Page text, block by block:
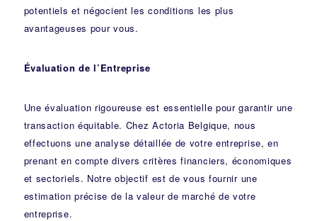
potentiels et négocient les conditions les plus
avantageuses pour vous.
Évaluation de l’Entreprise
Une évaluation rigoureuse est essentielle pour garantir une
transaction équitable. Chez Actoria Belgique, nous
effectuons une analyse détaillée de votre entreprise, en
prenant en compte divers critères financiers, économiques
et sectoriels. Notre objectif est de vous fournir une
estimation précise de la valeur de marché de votre
entreprise.